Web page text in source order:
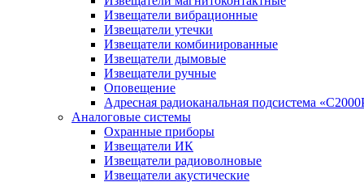
Извещатели вибрационные
Извещатели утечки
Извещатели комбинированные
Извещатели дымовые
Извещатели ручные
Оповещение
Адресная радиоканальная подсистема
Аналоговые системы
Охранные приборы
Извещатели ИК
Извещатели радиоволновые
Извещатели акустические